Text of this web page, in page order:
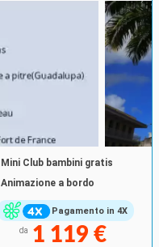
Pagamento in 4X
Mini Club bambini gratis
Animazione a bordo
da 1 119 €